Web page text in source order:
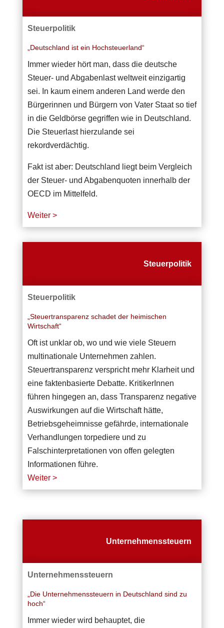
Steuerpolitik
„Deutschland ist ein Hochsteuerland“
Immer wieder hört man, dass die deutsche
Steuer- und Abgabenlast weltweit einzigartig
sei. In kaum einem anderen Land werde den
Bürgerinnen und Bürgern von Vater Staat so tief
in die Geldbörse gegriffen wie in Deutschland.
Die Steuerlast hierzulande sei
rekordverdächtig.
Fakt ist aber: Deutschland liegt beim Vergleich
der Steuer- und Abgabenquoten innerhalb der
OECD im Mittelfeld.
Weiter >
Steuerpolitik
Steuerpolitik
„Steuertransparenz schadet der heimischen
Wirtschaft“
Oft ist unklar ob, wo und wie viele Steuern
multinationale Unternehmen zahlen.
Steuertransparenz verspricht mehr Klarheit und
eine faktenbasierte Debatte. KritikerInnen
führen hingegen an, dass Transparenz negative
Auswirkungen auf die Wirtschaft hätte,
Betriebsgeheimnisse gefährde, internationale
Verhandlungen torpediere und zu
Falschinterpretationen von offen gelegten
Informationen führe.
Weiter >
Unternehmenssteuern
Unternehmenssteuern
„Die Unternehmenssteuern in Deutschland sind zu
hoch“
Immer wieder wird behauptet, die